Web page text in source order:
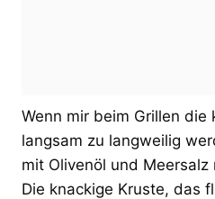
Wenn mir beim Grillen die
langsam zu langweilig
mit Olivenöl und
Die knackige Kruste, das